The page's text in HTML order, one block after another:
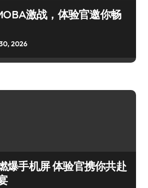
激战，体验官邀你畅
2026
爆手机屏 体验官携你共赴